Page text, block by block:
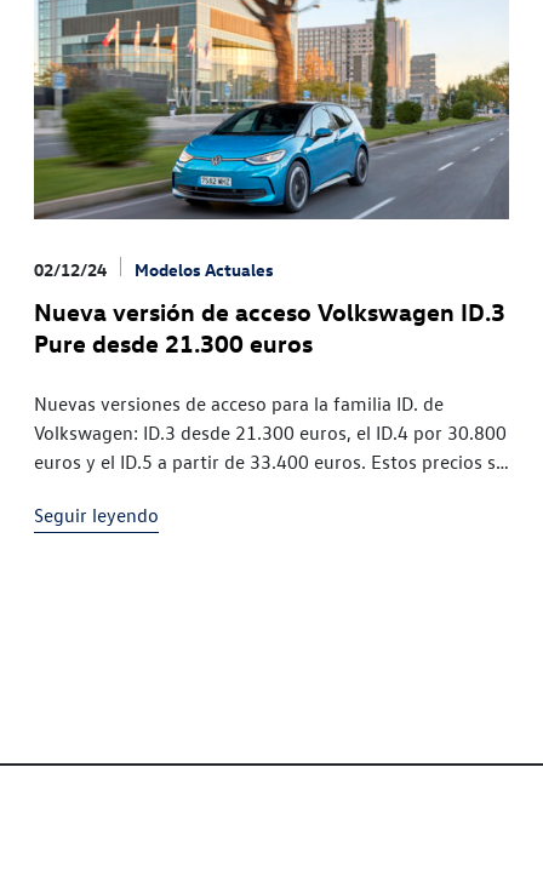
02/12/24 Modelos Actuales
Nueva versión de acceso Volkswagen ID.3
Pure desde 21.300 euros
Nuevas versiones de acceso para la familia ID. de
Volkswagen: ID.3 desde 21.300 euros, el ID.4 por 30.800
euros y el ID.5 a partir de 33.400 euros. Estos precios se
Seguir leyendo